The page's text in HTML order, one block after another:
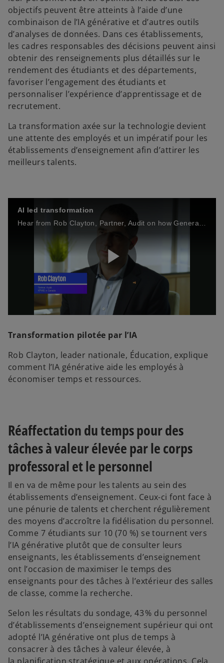
objectifs peuvent être atteints à l’aide d’une
combinaison de l’IA générative et d’autres outils
d’analyses de données. Dans ces établissements,
les cadres responsables des décisions peuvent ainsi
obtenir des renseignements plus détaillés sur le
rendement des étudiants et des départements,
favoriser l’engagement des étudiants et
personnaliser l’expérience d’apprentissage et de
recrutement.
La transformation axée sur la technologie devient
une attente des employés et un impératif pour les
établissements d’enseignement afin d’attirer les
meilleurs talents.
AI led transformation
P
l
a
y
V
i
d
e
Transformation pilotée par l’IA
Rob Clayton, leader nationale, Éducation, explique
comment l’IA générative aide les employés à
économiser temps et ressources.
Réaffectation du temps pour des
tâches à valeur élevée par le corps
professoral et le personnel
Il en va de même pour les talents au sein des
établissements d’enseignement. Ceux-ci font face à
une pénurie de talents et cherchent régulièrement
des moyens d’accroître la fidélisation du personnel.
Comme 7 étudiants sur 10 (70 %) se tournent vers
l’IA générative plutôt que de consulter leurs
enseignants, les établissements d’enseignement
ont l’occasion de maximiser le temps des
enseignants pour des tâches à l’extérieur des salles
de classe, comme la recherche.
Selon les résultats du sondage, 43 % du personnel
d’établissements d’enseignement supérieur qui ont
adopté l’IA générative ont plus de temps à
consacrer à des tâches à valeur élevée, à